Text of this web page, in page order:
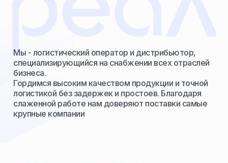
Мы - логистический оператор и дистрибьютор,
специализирующийся на снабжении всех отраслей
бизнеса.
Гордимся высоким качеством продукции и точной
логистикой без задержек и простоев. Благодаря
слаженной работе нам доверяют поставки самые
крупные компании